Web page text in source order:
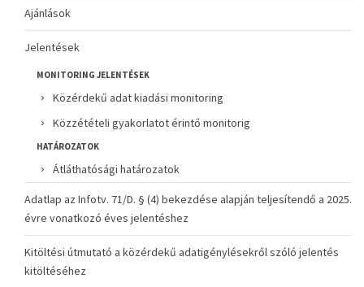
Ajánlások
Jelentések
MONITORING JELENTÉSEK
Közérdekű adat kiadási monitoring
Közzétételi gyakorlatot érintő monitorig
HATÁROZATOK
Átláthatósági határozatok
Adatlap az Infotv. 71/D. § (4) bekezdése alapján teljesítendő a 2025.
évre vonatkozó éves jelentéshez
Kitöltési útmutató a közérdekű adatigénylésekről szóló jelentés
kitöltéséhez